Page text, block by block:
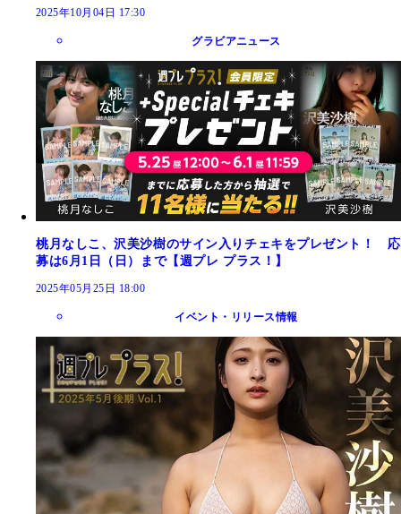
2025年10月04日 17:30
グラビアニュース
桃月なしこ、沢美沙樹のサイン入りチェキをプレゼント！ 応
募は6月1日（日）まで【週プレ プラス！】
2025年05月25日 18:00
イベント・リリース情報